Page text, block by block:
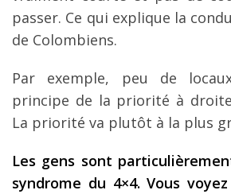
passer. Ce qui explique la
de Colombiens.
Par exemple, peu de
principe de la priorité à
La priorité va plutôt à la plus
Les gens sont
syndrome du 4×4. Vous